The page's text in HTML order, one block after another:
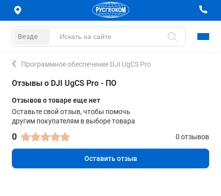
Везде
Программное обеспечение DJI UgCS Pro
Отзывы о DJI UgCS Pro - ПО
Отзывов о товаре еще нет
Оставьте свой отзыв, чтобы помочь
другим покупателям в выборе товара
0 0 отзывов
Оставить отзыв